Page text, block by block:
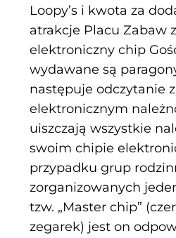
Loopy’s i kwota za
atrakcje Placu Zabaw
elektroniczny chip
wydawane są
następuje odczytanie
elektronicznym
uiszczają wszystkie
swoim chipie
przypadku grup
zorganizowanych
tzw. „Master chip”
zegarek) jest on